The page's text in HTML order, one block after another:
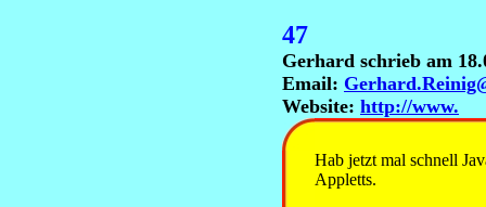
47
Gerhard schrieb am
Email:
Website: http://www.
Hab jetzt mal schnell
Appletts.